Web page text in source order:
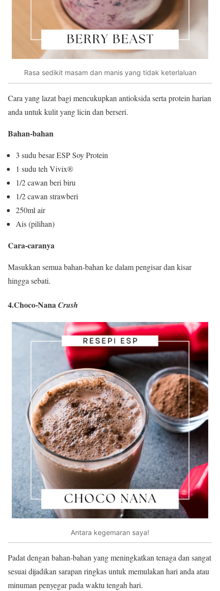
Rasa sedikit masam dan manis yang tidak keterlaluan
Cara yang lazat bagi mencukupkan antioksida serta protein harian
anda untuk kulit yang licin dan berseri.
Bahan-bahan
3 sudu besar ESP Soy Protein
1 sudu teh Vivix®
1/2 cawan beri biru
1/2 cawan strawberi
250ml air
Ais (pilihan)
Cara-caranya
Masukkan semua bahan-bahan ke dalam pengisar dan kisar
hingga sebati.
4.Choco-NanaCrush
Antara kegemaran saya!
Padat dengan bahan-bahan yang meningkatkan tenaga dan sangat
sesuai dijadikan sarapan ringkas untuk memulakan hari anda atau
minuman penyegar pada waktu tengah hari.